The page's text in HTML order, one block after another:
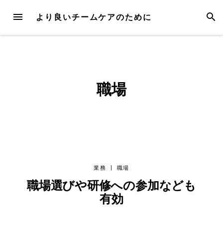
content
MENU より良いチームケアのために
職場
業務 職場
職場選びや研修への参加なども
有効